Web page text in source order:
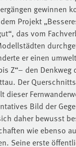
gewinnen
Projekt
das vom
er einen
Z“– den Denkweg
Der
dieser
Bild der
daher bewusst
wie ebenso
Seine erste